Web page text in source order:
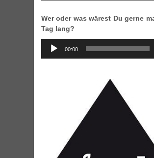
Wer oder was wärest Du gerne
Tag lang?
Audio
Player
00:00